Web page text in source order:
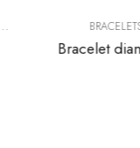
BRACELETS
Bracelet